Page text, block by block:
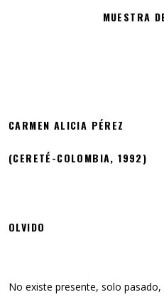
MUESTRA
CARMEN ALICIA PÉREZ
(CERETÉ-COLOMBIA, 1992)
OLVIDO
No existe presente, solo pasado,